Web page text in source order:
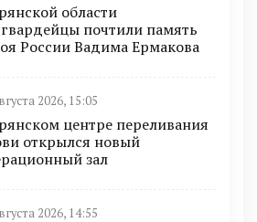
области
почтили память
России Вадима Ермакова
2026, 15:05
центре переливания
открылся новый
зал
2026, 14:55